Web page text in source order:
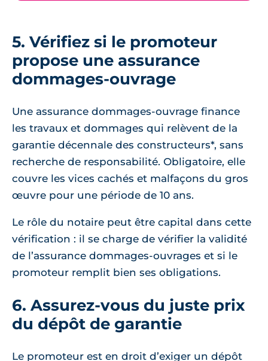
5. Vérifiez si le promoteur
propose une assurance
dommages-ouvrage
Une assurance dommages-ouvrage finance
les travaux et dommages qui relèvent de la
garantie décennale des constructeurs*, sans
recherche de responsabilité. Obligatoire, elle
couvre les vices cachés et malfaçons du gros
œuvre pour une période de 10 ans.
Le rôle du notaire peut être capital dans cette
vérification : il se charge de vérifier la validité
de l’assurance dommages-ouvrages et si le
promoteur remplit bien ses obligations.
6. Assurez-vous du juste prix
du dépôt de garantie
Le promoteur est en droit d’exiger un dépôt